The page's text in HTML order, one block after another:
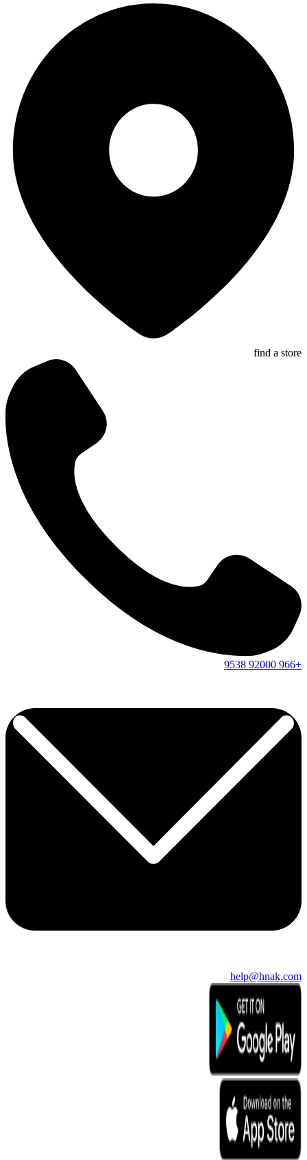
find a store
+966
92000
9538
help@hnak.com